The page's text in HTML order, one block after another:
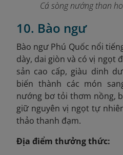
Cá sòng nướng than
10. Bào ngư
Bào ngư Phú Quốc nổi
dày, dai giòn và có vị ngọt
sản cao cấp, giàu dinh
biến thành các món
nướng bơ tỏi thơm nồng,
giữ nguyên vị ngọt tự
thảo thanh đạm.
Địa điểm thưởng thức: